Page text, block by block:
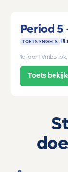
Period 5
TOETS ENGELS
1e jaar Vmbo-
Toets